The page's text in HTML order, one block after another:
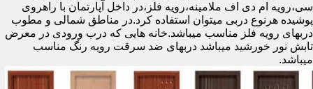
سی،رویه ام دی اف ملامینه،رویه فلز،در داخل آپارتمان با راهروی
پوشیده هرنوع دربی میتوان استفاده کرد.در مناطق شمالی و مطوب
دربهای رویه فلز مناسب میباشد.خانه هایی که درب ورودی در معرض
تابش نور خورشید میباشد دربهای ضد سرقت رویه رنگ مناسب
میباشد.